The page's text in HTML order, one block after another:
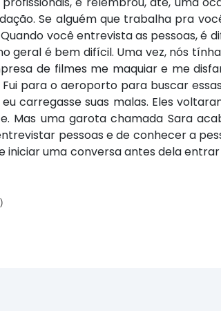
Se alguém que trabalha pra
você entrevista as pessoas, é
geral é bem difícil. Uma vez, nós
de filmes me maquiar e me
para o aeroporto para buscar
carregasse suas malas. Eles
Mas uma garota chamada Sara
pessoas e de conhecer a
uma conversa antes dela